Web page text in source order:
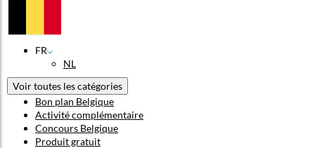
FR
NL
Voir toutes les catégories
Bon plan Belgique
Activité complémentaire
Concours Belgique
Produit gratuit